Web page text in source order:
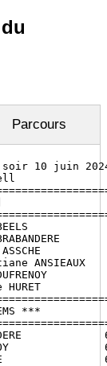
Parcours
soir 10 juin
ANSIEAUX
HURET
***